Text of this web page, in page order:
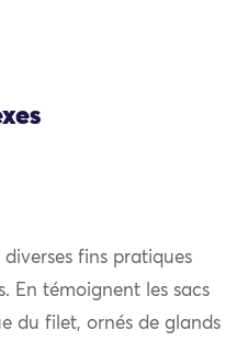
fins pratiques
En témoignent les sacs
du filet, ornés de glands